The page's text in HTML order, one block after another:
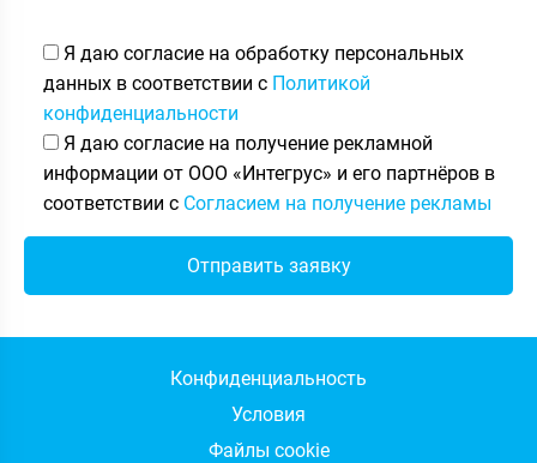
Я даю согласие на обработку персональных
данных в соответствии с Политикой
конфиденциальности
Я даю согласие на получение рекламной
информации от ООО «Интегрус» и его партнёров в
соответствии с Согласием на получение рекламы
Конфиденциальность
Условия
Файлы cookie